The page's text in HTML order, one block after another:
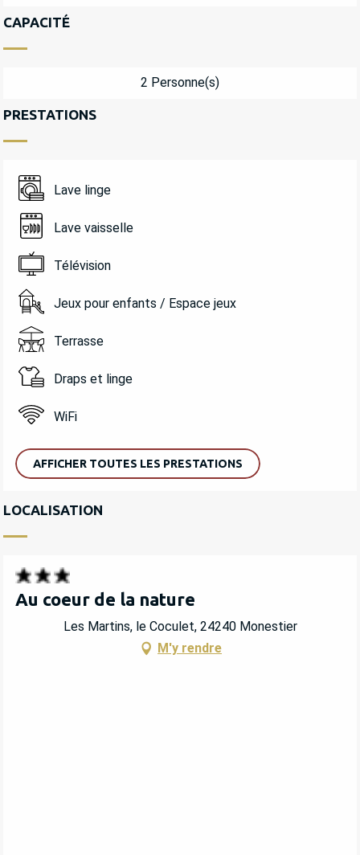
CAPACITÉ
2 Personne(s)
PRESTATIONS
Lave linge
Lave vaisselle
Télévision
Jeux pour enfants / Espace jeux
Terrasse
Draps et linge
WiFi
AFFICHER TOUTES LES PRESTATIONS
LOCALISATION
Au coeur de la nature
Les Martins, le Coculet, 24240 Monestier
M'y rendre